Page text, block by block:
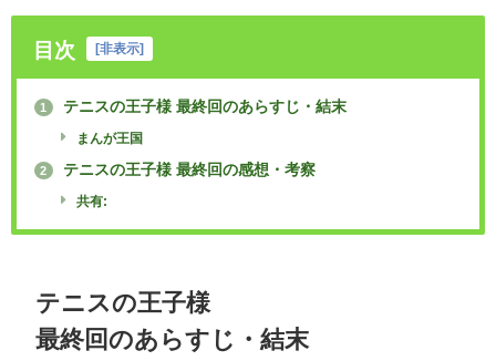
目次 [非表示]
1 テニスの王子様 最終回のあらすじ・結末
まんが王国
2 テニスの王子様 最終回の感想・考察
共有:
テニスの王子様
最終回のあらすじ・結末